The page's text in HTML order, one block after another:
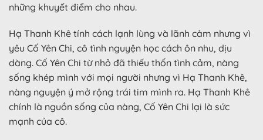
những khuyết điểm cho nhau.
Hạ Thanh Khê tính cách lạnh lùng và lãnh cảm nhưng vì
yêu Cố Yên Chi, cô tình nguyện học cách ôn nhu, dịu
dàng. Cố Yên Chi từ nhỏ đã thiếu thốn tình cảm, nàng
sống khép mình với mọi người nhưng vì Hạ Thanh Khê,
nàng nguyện ý mở rộng trái tim mình ra. Hạ Thanh Khê
chính là nguồn sống của nàng, Cố Yên Chi lại là sức
mạnh của cô.